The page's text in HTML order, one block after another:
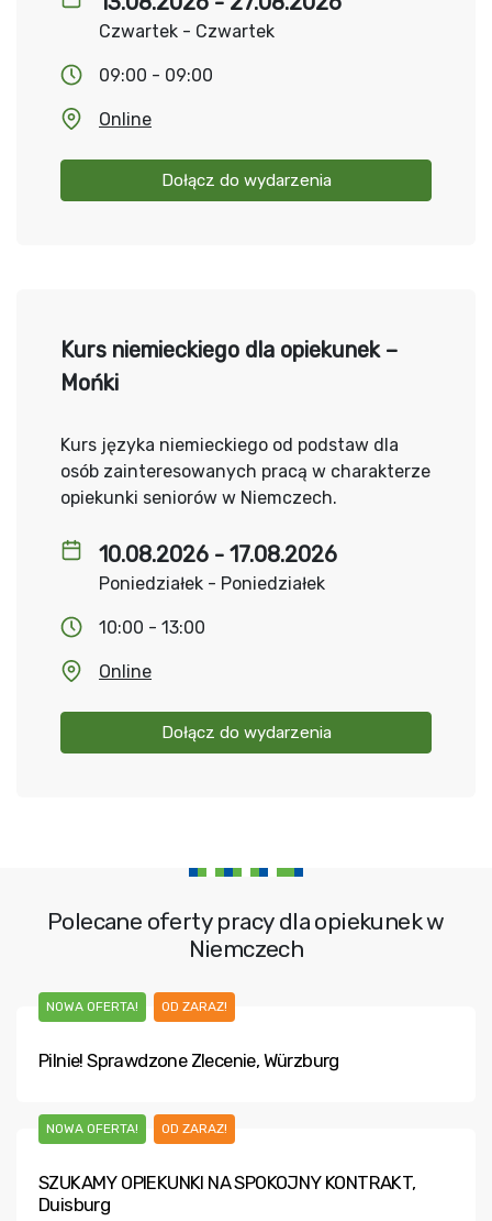
Czwartek - Czwartek
09:00 - 09:00
Online
Dołącz do wydarzenia
10.08.2026 - 17.08.2026
Poniedziałek - Poniedziałek
10:00 - 13:00
Online
Dołącz do wydarzenia
Kurs niemieckiego dla opiekunek –
Mońki
Kurs języka niemieckiego od podstaw dla
osób zainteresowanych pracą w charakterze
opiekunki seniorów w Niemczech.
Polecane oferty pracy dla opiekunek w
Niemczech
NOWA OFERTA! OD ZARAZ!
Pilnie! Sprawdzone Zlecenie, Würzburg
NOWA OFERTA! OD ZARAZ!
SZUKAMY OPIEKUNKI NA SPOKOJNY KONTRAKT,
Duisburg